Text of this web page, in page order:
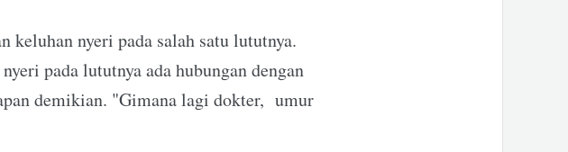
keluhan nyeri pada salah satu lututnya.
pada lututnya ada hubungan dengan
demikian. "Gimana lagi dokter, umur